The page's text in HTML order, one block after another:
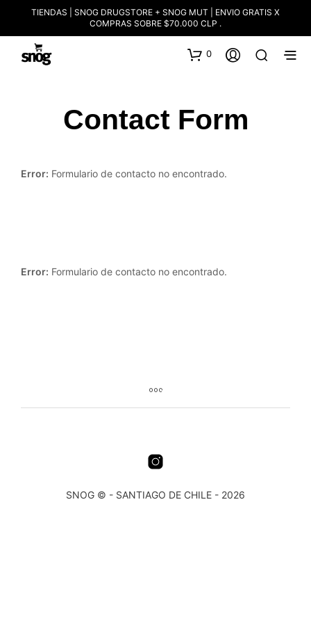
TIENDAS | SNOG DRUGSTORE + SNOG MUT | ENVIO GRATIS X
COMPRAS SOBRE $70.000 CLP .
0
Contact Form
Error: Formulario de contacto no encontrado.
Error: Formulario de contacto no encontrado.
SNOG © - SANTIAGO DE CHILE - 2026